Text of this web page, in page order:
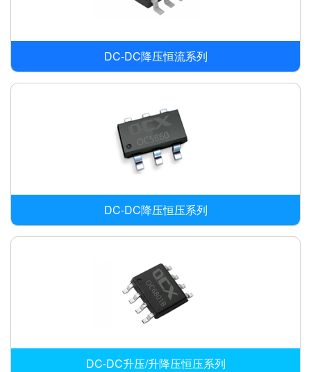
DC-DC降压恒流系列
DC-DC降压恒压系列
DC-DC升压/升降压恒压系列